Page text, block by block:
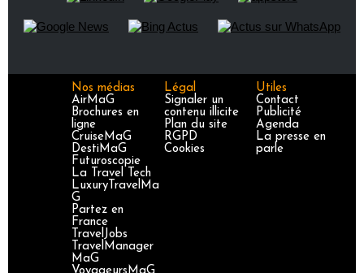
Nos médias
AirMaG
Brochures en
ligne
CruiseMaG
DestiMaG
Futuroscopie
La Travel Tech
LuxuryTravelMa
G
Partez en
France
TravelJobs
TravelManager
MaG
Légal
Signaler un
contenu illicite
Plan du site
RGPD
Cookies
Utiles
Contact
Publicité
Agenda
La presse en
parle